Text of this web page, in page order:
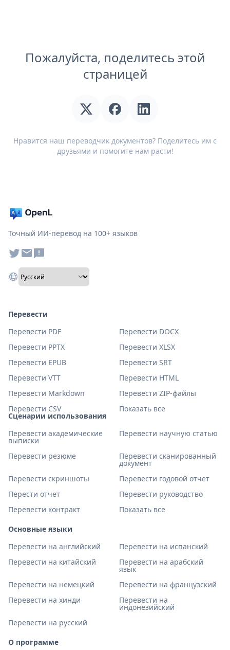
Пожалуйста, поделитесь этой
страницей
Нравится наш переводчик документов? Поделитесь им с
друзьями и помогите нам расти!
Точный ИИ-перевод на 100+ языков
Сценарии использования
Перевести академические
выписки
Перевести научную статью
Перевести резюме Перевести сканированный
документ
Перевести скриншоты
Перевести годовой отчет
Перести отчет
Перевести руководство
Перевести контракт
Показать все
Основные языки
Перевести на английский
Перевести на испанский
Перевести на китайский
Перевести на арабский
язык
Перевести на немецкий
Перевести на французский
Перевести на хинди
Перевести на
индонезийский
Перевести на русский
Перевести
Перевести PDF
Перевести DOCX
Перевести PPTX
Перевести XLSX
Перевести EPUB
Перевести SRT
Перевести VTT
Перевести HTML
Перевести Markdown
Перевести ZIP-файлы
Перевести CSV
Показать все
О программе